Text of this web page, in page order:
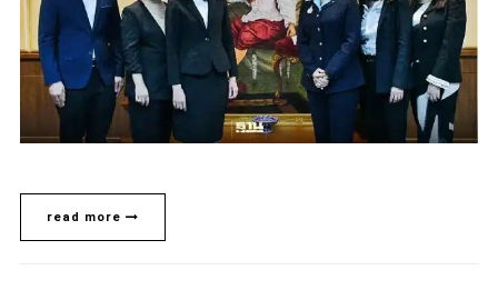
read more